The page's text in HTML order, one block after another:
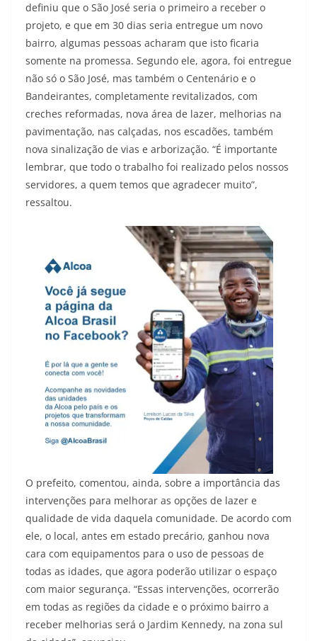
definiu que o São José seria o primeiro a receber o
projeto, e que em 30 dias seria entregue um novo
bairro, algumas pessoas acharam que isto ficaria
somente na promessa. Segundo ele, agora, foi entregue
não só o São José, mas também o Centenário e o
Bandeirantes, completamente revitalizados, com
creches reformadas, nova área de lazer, melhorias na
pavimentação, nas calçadas, nos escadões, também
nova sinalização de vias e arborização. “É importante
lembrar, que todo o trabalho foi realizado pelos nossos
servidores, a quem temos que agradecer muito”,
ressaltou.
O prefeito, comentou, ainda, sobre a importância das
intervenções para melhorar as opções de lazer e
qualidade de vida daquela comunidade. De acordo com
ele, o local, antes em estado precário, ganhou nova
cara com equipamentos para o uso de pessoas de
todas as idades, que agora poderão utilizar o espaço
com maior segurança. “Essas intervenções, ocorrerão
em todas as regiões da cidade e o próximo bairro a
receber melhorias será o Jardim Kennedy, na zona sul